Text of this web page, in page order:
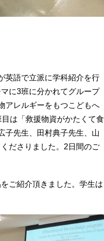
英語で立派に学科紹介を行
に3班に分かれてグループ
アレルギーをもつこどもへ
目は「救援物資がかたくて食
子先生、田村典子先生、山
ださりました。 2日間のご
ご紹介頂きました。学生は